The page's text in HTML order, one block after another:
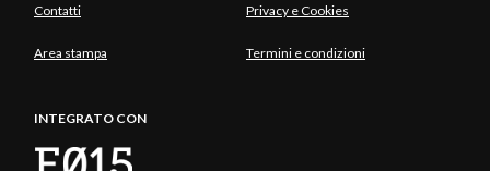
Contatti Privacy e Cookies
Area stampa Termini e condizioni
INTEGRATO CON